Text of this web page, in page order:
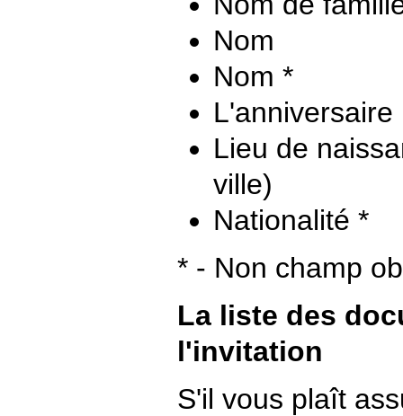
Nom
Nom *
Lieu de
ville)
Nationalité *
* - Non champ
La liste des
l'invitation
S'il vous plaît